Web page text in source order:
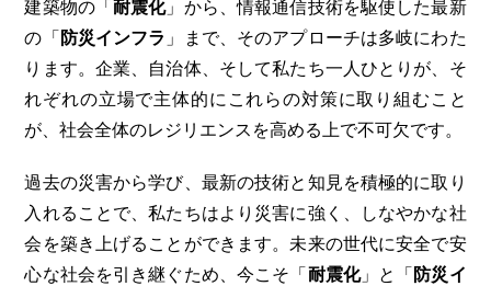
建築物の「耐震化」から、情報通信技術を駆使した最新
の「防災インフラ 」まで、そのアプローチは多岐にわた
ります。企業、自治体、そして私たち一人ひとりが、そ
れぞれの立場で主体的にこれらの対策に取り組むこと
が、社会全体のレジリエンスを高める上で不可欠です。
過去の災害から学び、最新の技術と知見を積極的に取り
入れることで、私たちはより災害に強く、しなやかな社
会を築き上げることができます。未来の世代に安全で安
心な社会を引き継ぐため、今こそ「耐震化」と「防災イ